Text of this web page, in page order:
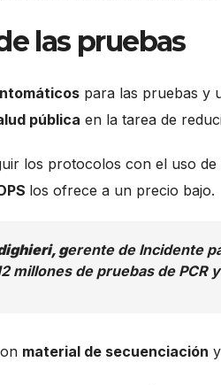
las pruebas
para las pruebas y
pública en la tarea de
los protocolos con el uso de
los ofrece a un precio bajo.
gerente de Incidente
millones de pruebas de PCR
material de secuenciación